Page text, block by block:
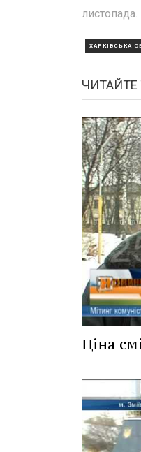
листопада.
ХАРКІВСЬКА
Ціна